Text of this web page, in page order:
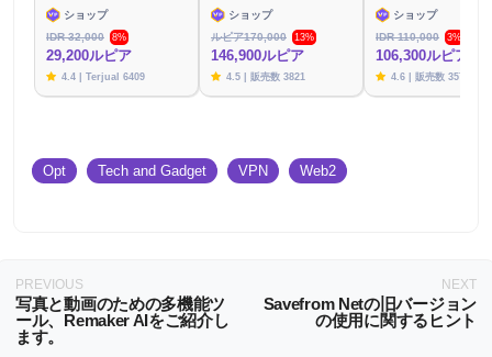
ショップ
IDR 32,000
8%
29,200ルピア
4.4 | Terjual 6409
ショップ
ルピア170,000
13%
146,900ルピア
4.5 | 販売数 3821
ショップ
IDR 110,000
3%
106,300ルピア
4.6 | 販売数 3576
Opt Tech and Gadget VPN Web2
PREVIOUS
写真と動画のための多機能ツ
ール、Remaker AIをご紹介し
ます。
NEXT
Savefrom Netの旧バージョン
の使用に関するヒント